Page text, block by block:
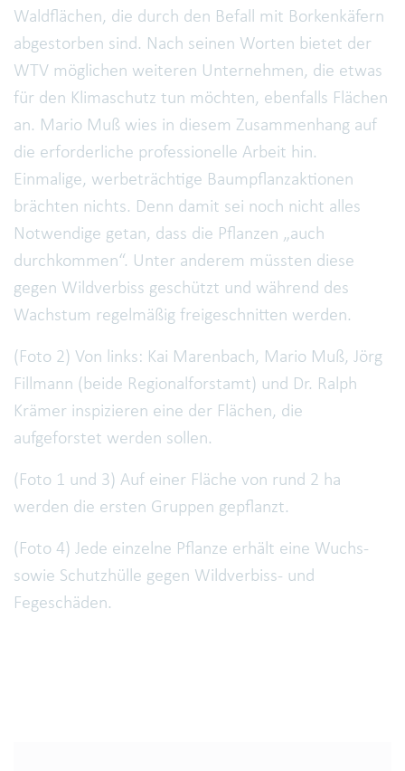
Waldflächen, die durch den Befall mit Borkenkäfern
abgestorben sind. Nach seinen Worten bietet der
WTV möglichen weiteren Unternehmen, die etwas
für den Klimaschutz tun möchten, ebenfalls Flächen
an. Mario Muß wies in diesem Zusammenhang auf
die erforderliche professionelle Arbeit hin.
Einmalige, werbeträchtige Baumpflanzaktionen
brächten nichts. Denn damit sei noch nicht alles
Notwendige getan, dass die Pflanzen „auch
durchkommen“. Unter anderem müssten diese
gegen Wildverbiss geschützt und während des
Wachstum regelmäßig freigeschnitten werden.
(Foto 2) Von links: Kai Marenbach, Mario Muß, Jörg
Fillmann (beide Regionalforstamt) und Dr. Ralph
Krämer inspizieren eine der Flächen, die
aufgeforstet werden sollen.
(Foto 1 und 3) Auf einer Fläche von rund 2 ha
werden die ersten Gruppen gepflanzt.
(Foto 4) Jede einzelne Pflanze erhält eine Wuchs-
sowie Schutzhülle gegen Wildverbiss- und
Fegeschäden.